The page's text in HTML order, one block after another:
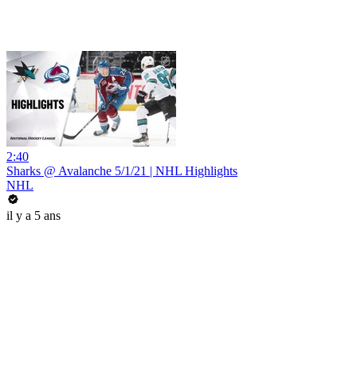
2:40
Sharks @ Avalanche 5/1/21 | NHL Highlights
NHL
il y a 5 ans